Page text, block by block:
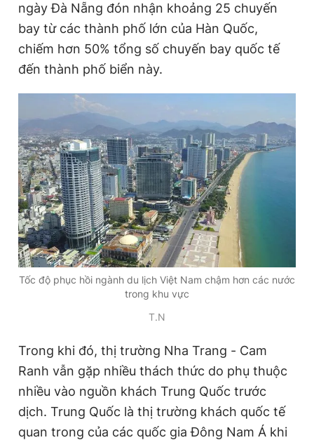
ngày Đà Nẵng đón nhận khoảng 25 chuyến
bay từ các thành phố lớn của Hàn Quốc,
chiếm hơn 50% tổng số chuyến bay quốc tế
đến thành phố biển này.
Tốc độ phục hồi ngành du lịch Việt Nam chậm hơn các nước
trong khu vực
T.N
Trong khi đó, thị trường Nha Trang - Cam
Ranh vẫn gặp nhiều thách thức do phụ thuộc
nhiều vào nguồn khách Trung Quốc trước
dịch. Trung Quốc là thị trường khách quốc tế
quan trong của các quốc gia Đông Nam Á khi